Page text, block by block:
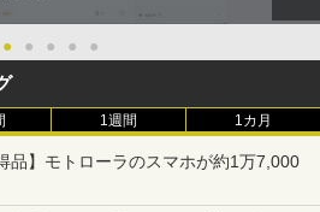
● ● ● ● ●
1週間 1カ月
品】モトローラのスマホが約1万7,000